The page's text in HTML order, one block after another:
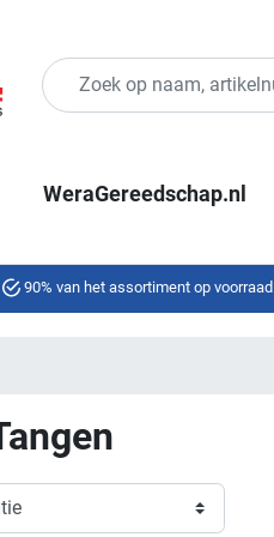
WeraGereedschap.nl
90% van het assortiment op voorraad